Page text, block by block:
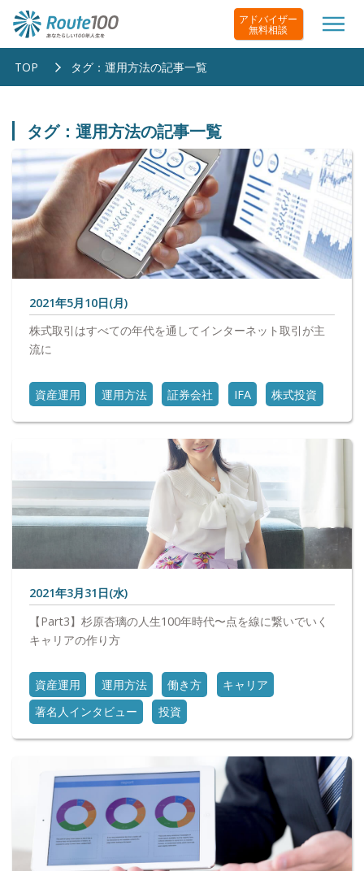
アドバイザー
無料相談
TOP タグ：運用方法の記事一覧
タグ：運用方法の記事一覧
2021年5月10日(月)
株式取引はすべての年代を通してインターネット取引が主
流に
資産運用 運用方法 証券会社 IFA 株式投資
2021年3月31日(水)
【Part3】杉原杏璃の人生100年時代〜点を線に繋いでいく
キャリアの作り方
資産運用 運用方法 働き方
キャリア
著名人インタビュー
投資